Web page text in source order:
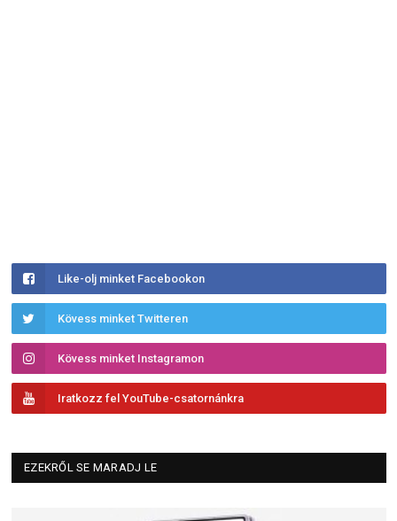
Like-olj minket Facebookon
Kövess minket Twitteren
Kövess minket Instagramon
Iratkozz fel YouTube-csatornánkra
EZEKRŐL SE MARADJ LE